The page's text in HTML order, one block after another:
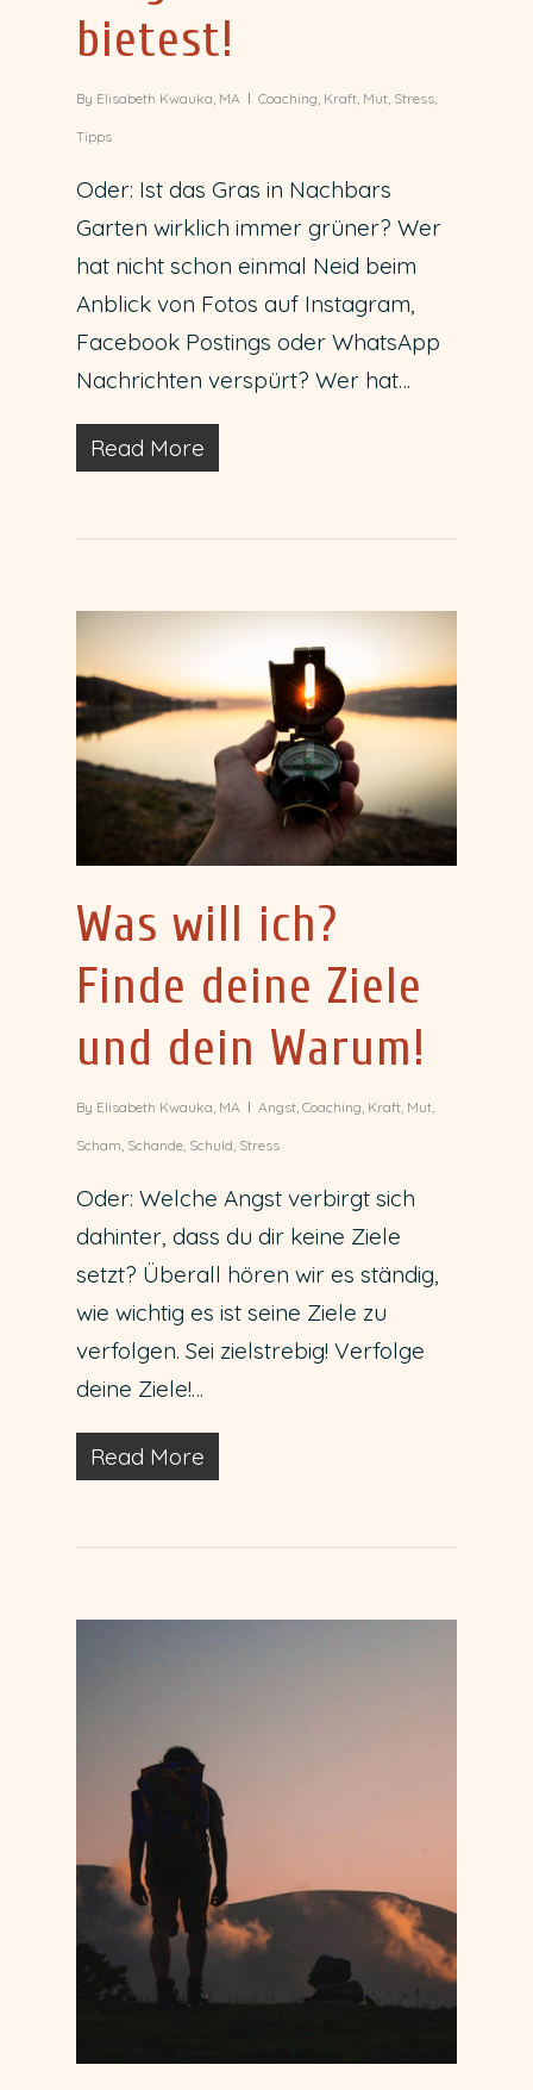
bietest!
By Elisabeth Kwauka, MA Coaching, Kraft, Mut, Stress,
Tipps
Oder: Ist das Gras in Nachbars
Garten wirklich immer grüner? Wer
hat nicht schon einmal Neid beim
Anblick von Fotos auf Instagram,
Facebook Postings oder WhatsApp
Nachrichten verspürt? Wer hat…
Read More
Was will ich?
Finde deine Ziele
und dein Warum!
By Elisabeth Kwauka, MA Angst Coaching Kraft Mut
Scham Schande Schuld Stress
Oder: Welche Angst verbirgt sich
dahinter, dass du dir keine Ziele
setzt? Überall hören wir es ständig,
wie wichtig es ist seine Ziele zu
verfolgen. Sei zielstrebig! Verfolge
deine Ziele!…
Read More